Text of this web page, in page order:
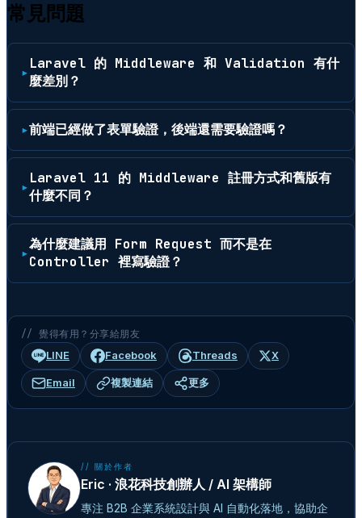
常見問題
Laravel 的 Middleware 和 Validation 有什
麼差別？
前端已經做了表單驗證，後端還需要驗證嗎？
Laravel 11 的 Middleware 註冊方式和舊版有
什麼不同？
為什麼建議用 Form Request 而不是在
Controller 裡寫驗證？
// 覺得有用？分享給朋友
LINE Facebook Threads X
Email 複製連結 更多
// 關於作者
Eric · 浪花科技創辦人 / AI 架構師
專注 B2B 企業系統設計與 AI 自動化落地，協助企